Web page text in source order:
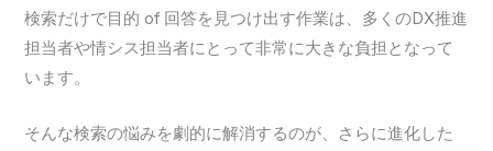
検索だけで目的 of 回答を見つけ出す作業は、多くのDX推進
担当者や情シス担当者にとって非常に大きな負担となって
います。
そんな検索の悩みを劇的に解消するのが、さらに進化した